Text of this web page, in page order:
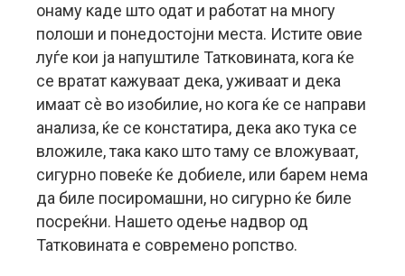
онаму каде што одат и работат на многу
полоши и понедостојни места. Истите овие
луѓе кои ја напуштиле Татковината, кога ќе
се вратат кажуваат дека, уживаат и дека
имаат сè во изобилие, но кога ќе се направи
анализа, ќе се констатира, дека ако тука се
вложиле, така како што таму се вложуваат,
сигурно повеќе ќе добиеле, или барем нема
да биле посиромашни, но сигурно ќе биле
посреќни. Нашето одење надвор од
Татковината е современо ропство.